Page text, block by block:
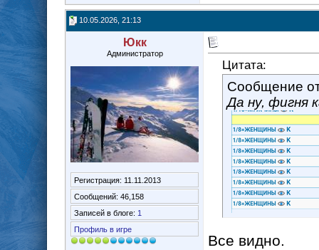
10.05.2026, 21:13
Юкк
Администратор
Регистрация: 11.11.2013
Сообщений: 46,158
Записей в блоге: 1
Профиль в игре
Цитата:
Сообщение
Да ну, фигня
Все видно.